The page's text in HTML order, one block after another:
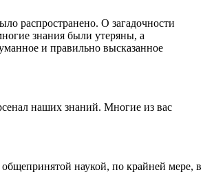
распространено. О загадочности
знания были утеряны, а
и правильно высказанное
наших знаний. Многие из вас
наукой, по крайней мере, в